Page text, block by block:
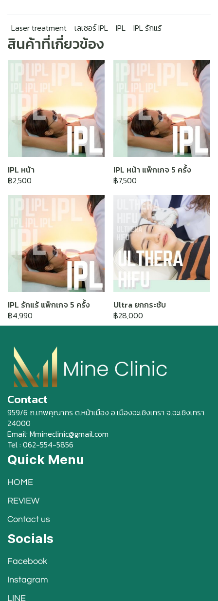
Laser treatment เลเซอร์ IPL IPL IPL รักแร้
สินค้าที่เกี่ยวข้อง
IPL หน้า
฿2,500
IPL หน้า แพ็กเกจ 5 ครั้ง
฿7,500
IPL รักแร้ แพ็กเกจ 5 ครั้ง
฿4,990
Ultra ยกกระชับ
฿28,000
Contact
959/6 ถ.เทพคุณากร ต.หน้าเมือง อ.เมืองฉะเชิงเทรา จ.ฉะเชิงเทรา
24000
Email: Mmineclinic@gmail.com
Tel : 062-554-5856
Quick Menu
HOME
REVIEW
Contact us
Socials
Facebook
Instagram
LINE